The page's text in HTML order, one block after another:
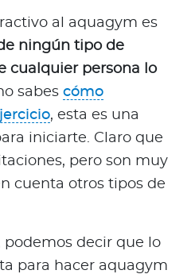
al aquagym es
ningún tipo de
cualquier persona lo
sabes cómo
, esta es una
iniciarte. Claro que
pero son muy
cuenta otros tipos de
podemos decir que lo
para hacer aquagym